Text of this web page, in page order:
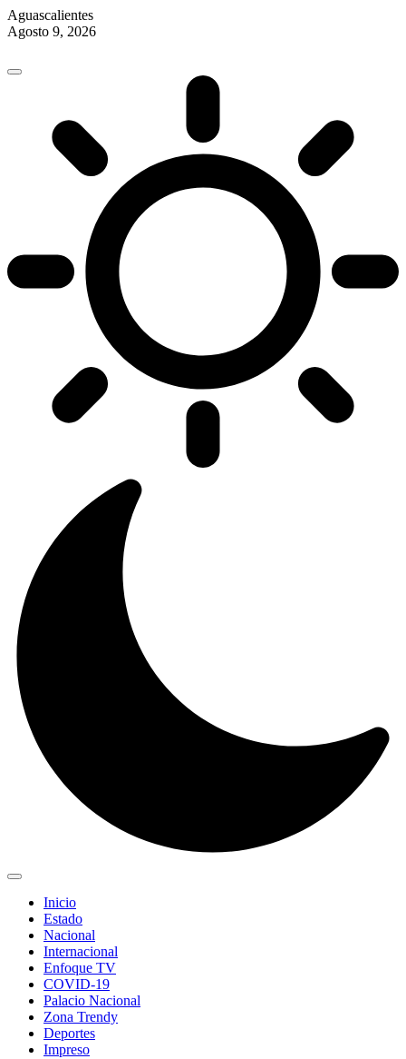
Aguascalientes
Agosto 9, 2026
content
Inicio
Estado
Nacional
Internacional
Enfoque TV
COVID-19
Palacio Nacional
Zona Trendy
Deportes
Impreso